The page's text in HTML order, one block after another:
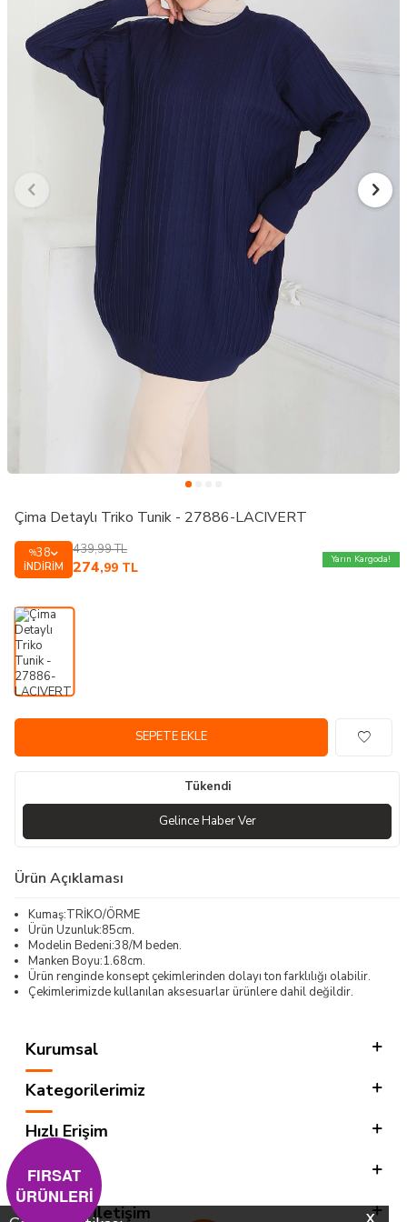
Çima Detaylı Triko Tunik - 27886-LACIVERT
%38
İNDIRIM
439,99TL
274,99 TL
Yarın Kargoda!
SEPETE EKLE
Tükendi
Gelince Haber Ver
Ürün Açıklaması
Kumaş:TRİKO/ÖRME
Ürün Uzunluk:85cm.
Modelin Bedeni:38/M beden.
Manken Boyu:1.68cm.
Ürün renginde konsept çekimlerinden dolayı ton farklılığı olabilir.
Çekimlerimizde kullanılan aksesuarlar ürünlere dahil değildir.
Kurumsal
Kategorilerimiz
Hızlı Erişim
Sosyal
Adres & İletişim
FIRSAT
ÜRÜNLERİ